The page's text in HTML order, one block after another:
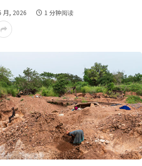
月, 2026 1 分钟阅读